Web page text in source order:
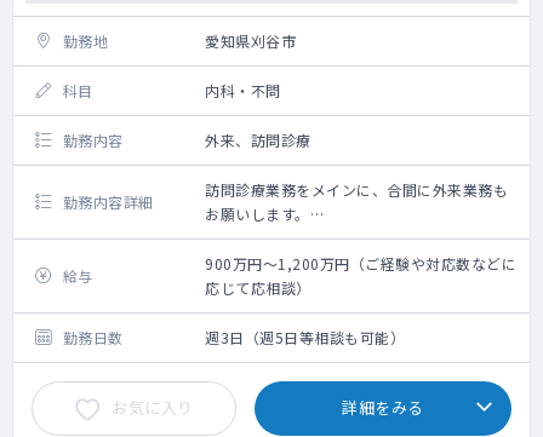
勤務地 愛知県刈谷市
科目 内科・不問
勤務内容 外来、訪問診療
勤務内容詳細
訪問診療業務をメインに、合間に外来業務も
お願いします。
法人内の関連施設（病院隣接）の50～60名程
度をメインに、近隣の居宅も1～3件程お願い
致します。
外来は一般内科外来をはじめ、先生のご専門
に応じてお願いしております。
給与
900万円～1,200万円（ご経験や対応数などに
応じて応相談）
勤務日数 週3日（週5日等相談も可能）
お気に入り 詳細をみる